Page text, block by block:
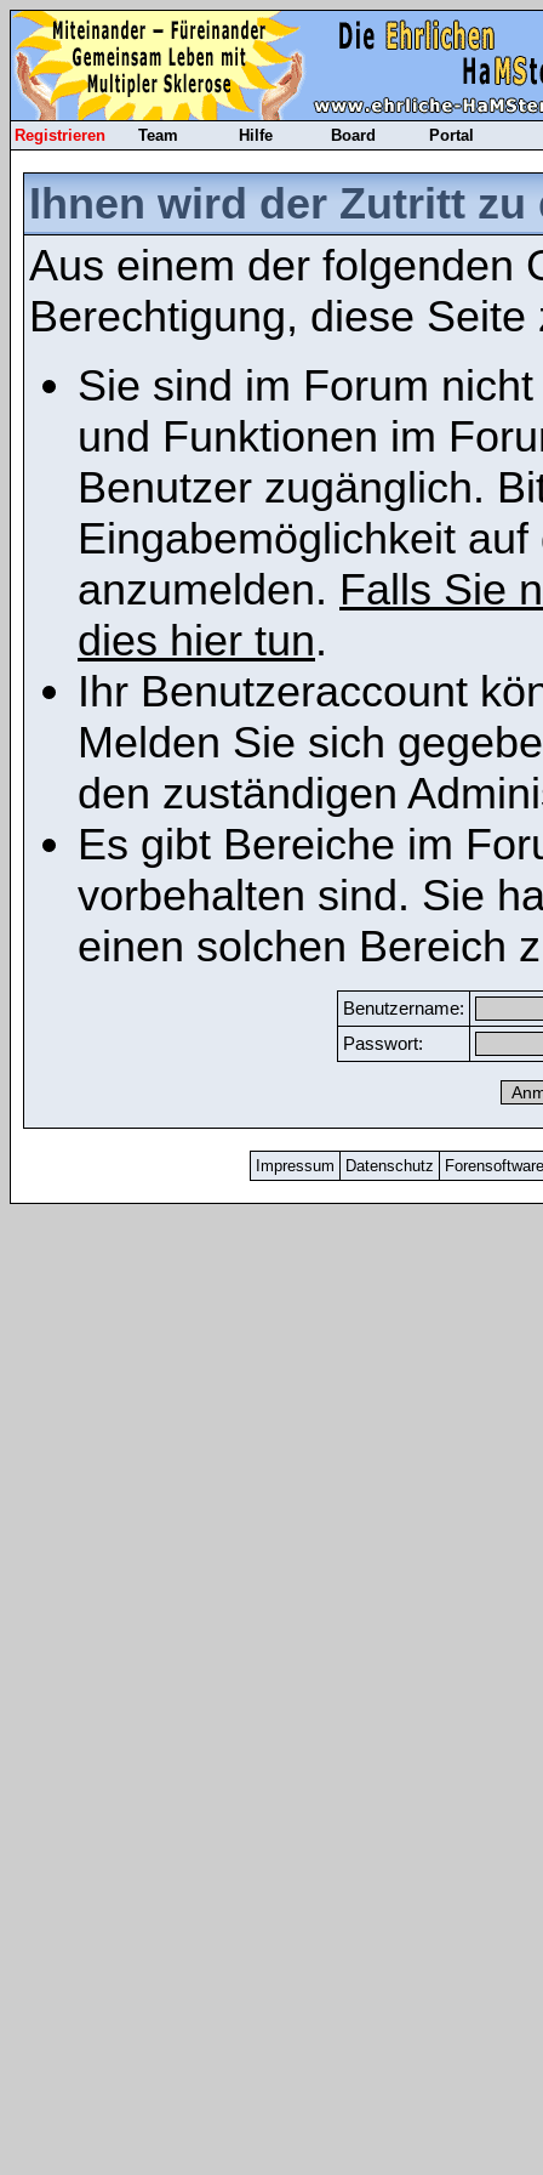
Registrieren Team Hilfe Board Portal
Ihnen wird der Zutritt
Aus einem der folgenden
Berechtigung, diese Seite
Sie sind im Forum
und Funktionen im
Benutzer zugänglich.
Eingabemöglichkeit
anzumelden. Falls Sie
dies hier tun.
Ihr Benutzeraccount
Melden Sie sich
den zuständigen
Es gibt Bereiche im
vorbehalten sind. Sie
einen solchen Bereich
Benutzername:
Passwort:
Impressum Datenschutz